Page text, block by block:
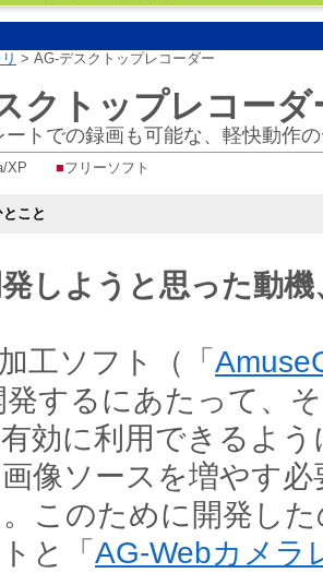
> AG-デスクトップレコーダー
クトップレコーダ
ートでの録画も可能な、軽快動作
XP ■フリーソフト
こと
しようと思った動機
工ソフト（「
発するにあたって、
効に利用できるよう
像ソースを増やす必
このために開発し
と「 AG-Webカメラ